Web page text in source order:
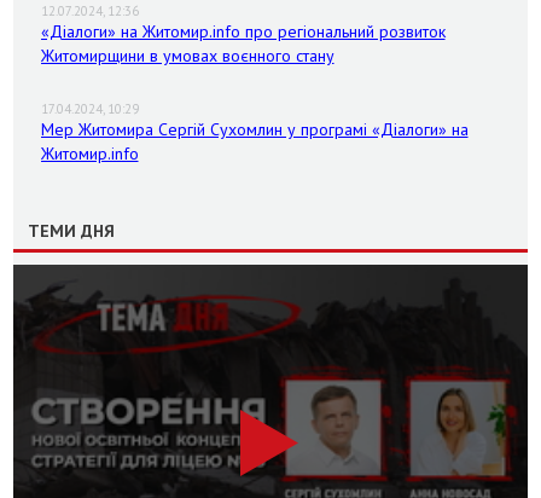
12.07.2024, 12:36
«Діалоги» на Житомир.info про регіональний розвиток
Житомирщини в умовах воєнного стану
17.04.2024, 10:29
Мер Житомира Сергій Сухомлин у програмі «Діалоги» на
Житомир.info
ТЕМИ ДНЯ